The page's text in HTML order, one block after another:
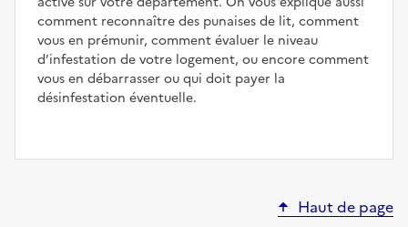
comment reconnaître des punaises de lit, comment
vous en prémunir, comment évaluer le niveau
d’infestation de votre logement, ou encore comment
vous en débarrasser ou qui doit payer la
désinfestation éventuelle.
Haut de page